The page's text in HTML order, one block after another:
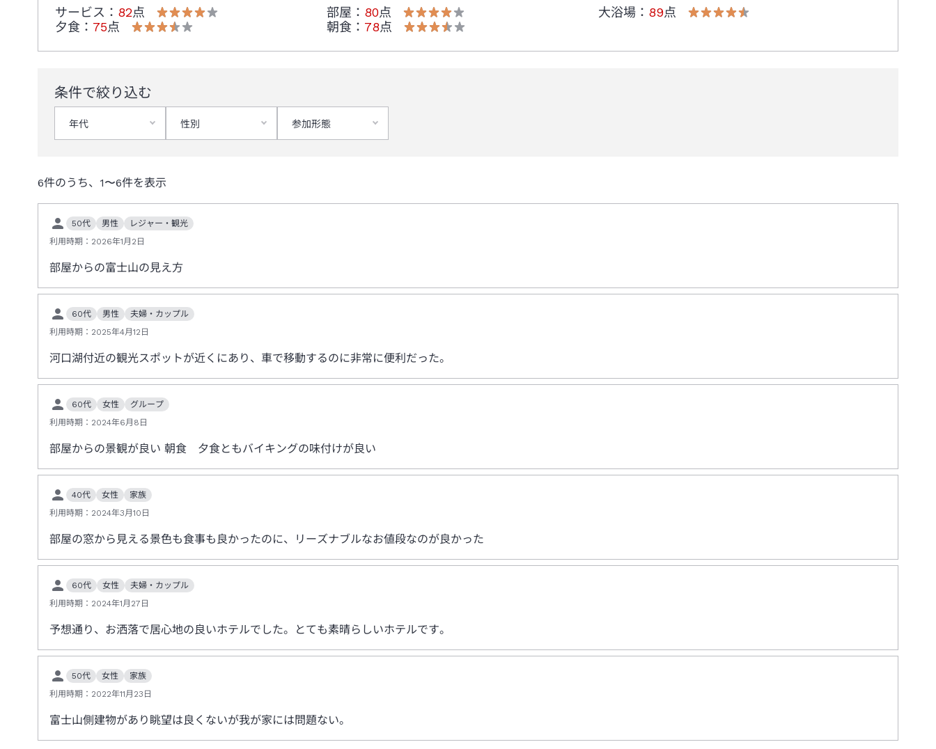
サービス ： 82点 部屋 ： 80点 大浴場 ： 89点
夕食 ： 75点 朝食 ： 78点
条件で絞り込む
年代 性別 参加形態
6件のうち、 1〜6件を表示
50代 男性
レジャー・観光
利用時期： 2026年1月2日
部屋からの富士山の見え方
60代 男性
夫婦・カップル
利用時期： 2025年4月12日
河口湖付近の観光スポットが近くにあり、車で移動するのに非常に便利だった。
60代 女性
グループ
利用時期： 2024年6月8日
部屋からの景観が良い 朝食 夕食ともバイキングの味付けが良い
40代 女性
家族
利用時期： 2024年3月10日
部屋の窓から見える景色も食事も良かったのに、リーズナブルなお値段なのが良かった
60代 女性
夫婦・カップル
利用時期： 2024年1月27日
予想通り、お洒落で居心地の良いホテルでした。とても素晴らしいホテルです。
50代 女性
家族
利用時期： 2022年11月23日
富士山側建物があり眺望は良くないが我が家には問題ない。